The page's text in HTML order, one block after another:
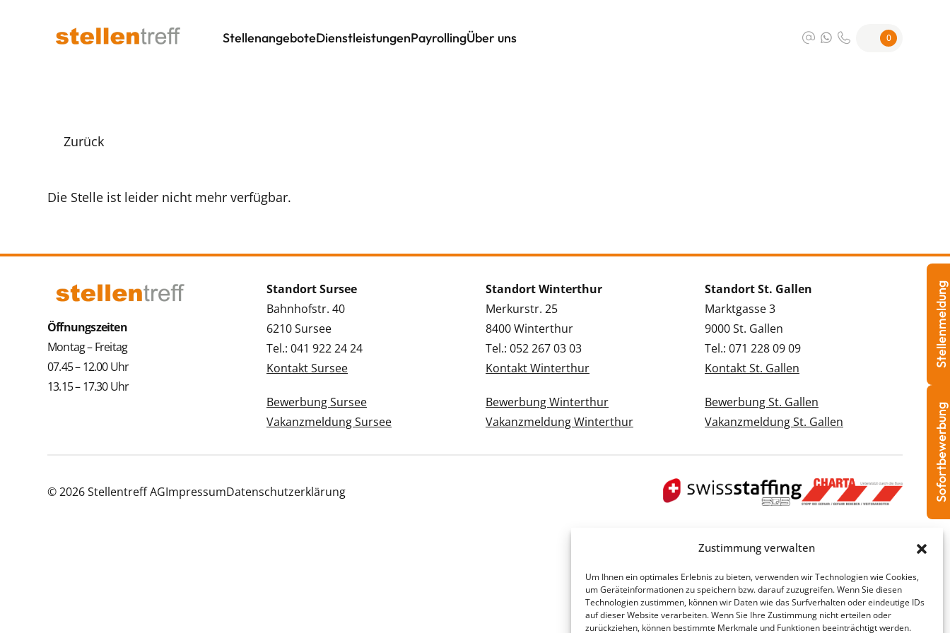
Zustimmung verwalten
Um Ihnen ein optimales Erlebnis zu bieten, verwenden wir Technologien wie Cookies,
um Geräteinformationen zu speichern bzw. darauf zuzugreifen. Wenn Sie diesen
Technologien zustimmen, können wir Daten wie das Surfverhalten oder eindeutige IDs
auf dieser Website verarbeiten. Wenn Sie Ihre Zustimmung nicht erteilen oder
zurückziehen, können bestimmte Merkmale und Funktionen beeinträchtigt werden.
StellenangeboteDienstleistungenPayrollingÜber uns 0
Zurück
Die Stelle ist leider nicht mehr verfügbar.
Öffnungszeiten
Montag – Freitag
07.45 – 12.00 Uhr
13.15 – 17.30 Uhr
Standort Sursee
Bahnhofstr. 40
6210 Sursee
Tel.: 041 922 24 24
Kontakt Sursee
Bewerbung Sursee
Vakanzmeldung Sursee
Standort Winterthur
Merkurstr. 25
8400 Winterthur
Tel.: 052 267 03 03
Kontakt Winterthur
Bewerbung Winterthur
Vakanzmeldung Winterthur
Standort St. Gallen
Marktgasse 3
9000 St. Gallen
Tel.: 071 228 09 09
Kontakt St. Gallen
Bewerbung St. Gallen
Vakanzmeldung St. Gallen
© 2026 Stellentreff AGImpressumDatenschutzerklärung Sofortbewerbung
Stellenmeldung